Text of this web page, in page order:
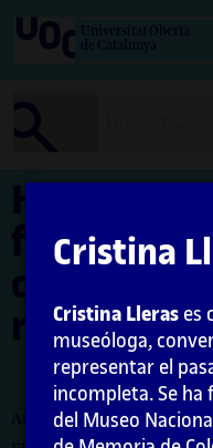
Universitat Oberta
de Catalunya
función
redefine
Autora: Cristina Lleras
Cristina
Cristina Lleras es
museóloga,
representar el
incompleta. Se
del Museo